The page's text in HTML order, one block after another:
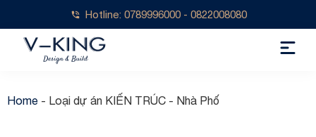
Hotline: 0789996000 - 0822008080
Home - Loại dự án KIẾN TRÚC - Nhà Phố